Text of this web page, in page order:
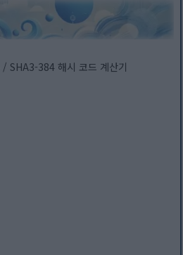
/ SHA3-384 해시 코드 계산기